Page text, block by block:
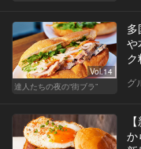
Vol.14
達人たちの夜の“街ブラ”
や
グ
か